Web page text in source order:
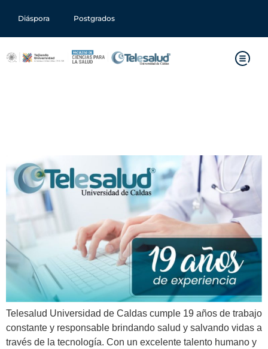
Diáspora Postgrados
Telesalud Universidad de Caldas cumple 19 años de trabajo
constante y responsable brindando salud y salvando vidas a
través de la tecnología. Con un excelente talento humano y